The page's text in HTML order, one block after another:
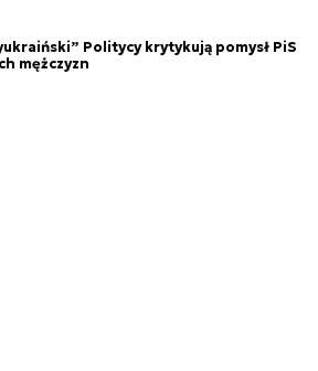
Politycy krytykują pomysł PiS
mężczyzn